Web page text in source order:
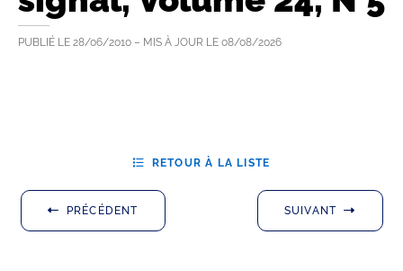
PUBLIÉ LE 28/06/2010 – MIS À JOUR LE 08/08/2026
PRÉCÉDENT
RETOUR À LA LISTE
SUIVANT